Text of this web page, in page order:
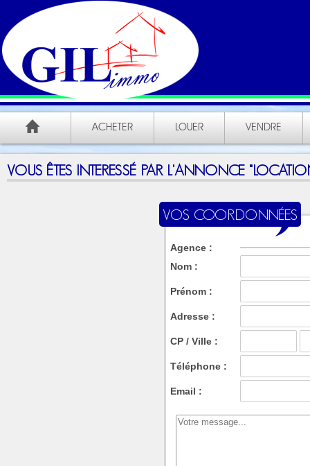
ACHETER LOUER VENDRE
VOUS ÊTES INTERESSÉ PAR L'ANNONCE
VOS COORDONNÉES
Agence :
Nom :
Prénom :
Adresse :
CP / Ville :
Téléphone :
Email :